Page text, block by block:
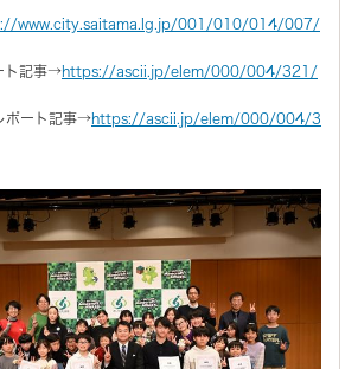
www.city.saitama.lg.jp/001/010/014/007/
ト記事→https://ascii.jp/elem/000/004/321/
ポート記事→https://ascii.jp/elem/000/004/3